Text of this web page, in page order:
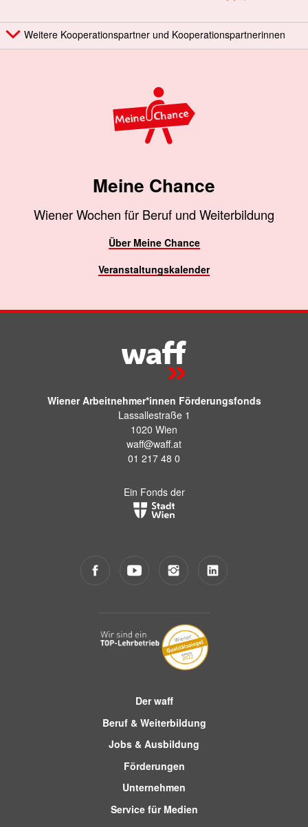
Weitere Kooperationspartner und Kooperationspartnerinnen
Meine Chance
Wiener Wochen für Beruf und Weiterbildung
Über Meine Chance
Veranstaltungskalender
Wiener Arbeitnehmer*innen Förderungsfonds
Lassallestraße 1
1020 Wien
waff@waff.at
01 217 48 0
Ein Fonds der
Der waff
Beruf & Weiterbildung
Jobs & Ausbildung
Förderungen
Unternehmen
Service für Medien